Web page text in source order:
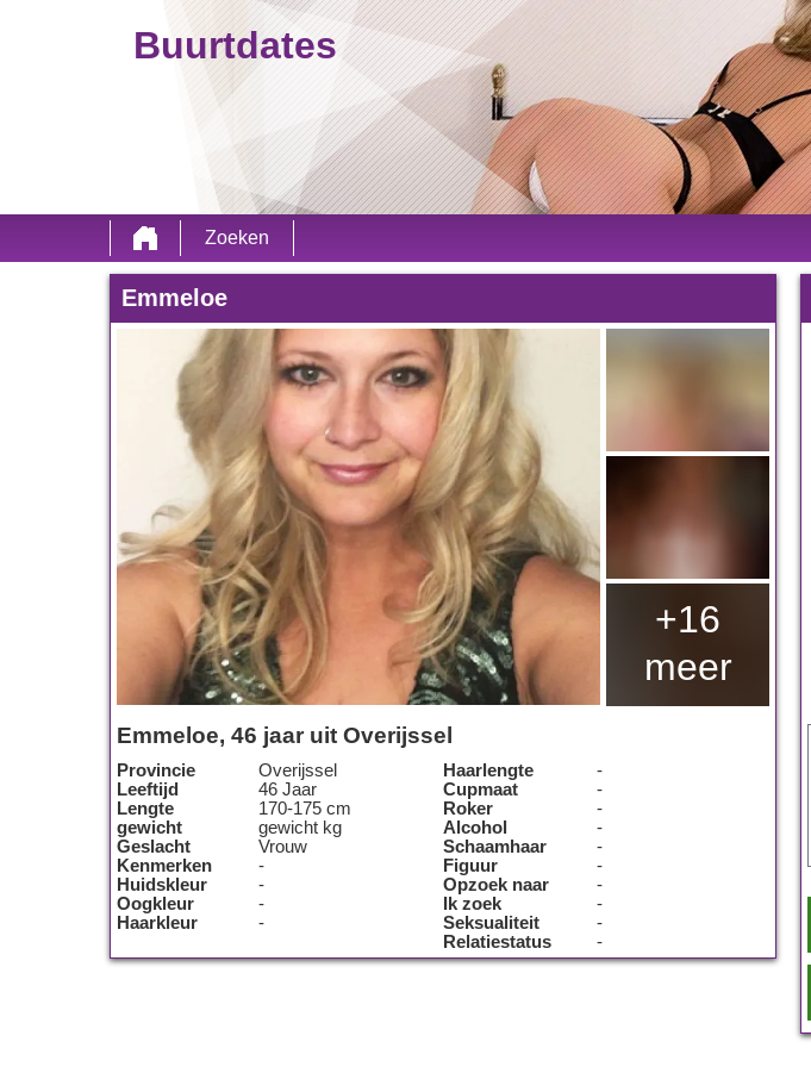
Buurtdates
Zoeken
Emmeloe
+16
meer
Emmeloe, 46 jaar uit Overijssel
Provincie
Overijssel
Leeftijd
46 Jaar
Lengte
170-175 cm
gewicht
gewicht kg
Geslacht
Vrouw
Kenmerken
-
Huidskleur
-
Oogkleur
-
Haarkleur
-
Haarlengte
-
Cupmaat
-
Roker
-
Alcohol
-
Schaamhaar
-
Figuur
-
Opzoek naar
-
Ik zoek
-
Seksualiteit
-
Relatiestatus
-